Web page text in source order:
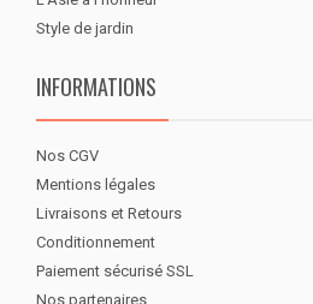
Style de jardin
INFORMATIONS
Nos CGV
Mentions légales
Livraisons et Retours
Conditionnement
Paiement sécurisé SSL
Nos partenaires